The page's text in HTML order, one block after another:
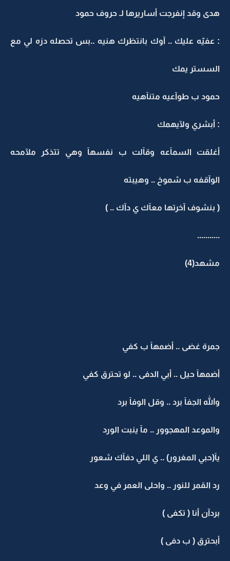
هدى وقد إنفرجت أساريرها لـ حروف حمود
: عفيّه عليك .. آوك بانتظرك هنيه ..بس تحصله دزه لي مع
السستر يمك
حمود ب طوآعيه متنآهيه
: أبشري ولآيهمك
أغلقت السمآعه وقآلت ب نفسهآ وهي تتذكر ملآمحه
الوآقفه ب شموخ .. وهيبته
( بنشوف آخرتها معآك ي دآك .. )
...........
مشهد(4)
جمرة غضى .. أضمهآ ب كفي
أضمهآ حيل .. أبي الدفى .. لو تحترق كفي
والله الجفآ برد .. وقل الوفآ برد
والموعد المهجوور .. مآ ينبت الورد
يآ(حبي المغرور) .. ي اللي دفآك شعور
رد القمر للنور .. واحلى العمر في وعد
بردآن أنا ( تكفى )
أبحترق ( ب دفى )